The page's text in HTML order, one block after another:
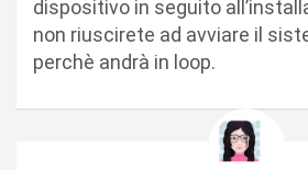
dispositivo in seguito
non riuscirete ad avviare il
perchè andrà in loop.